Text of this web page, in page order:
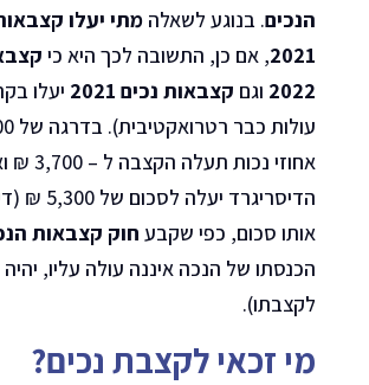
הנכים. בנוגע לשאלה מתי יעלו
2021, אם כן, התשובה לכך היא כי
2022 וגם קצבאות נכים 2021
יעלו
אחוזי נכות תעלה
הדיסריגרד
אותו סכום, כפי שקבע חוק קצבאות
הכנסתו של הנכה איננה עולה עליו, יהיה
לקצבתו).
מי זכאי לקצבת נכים?